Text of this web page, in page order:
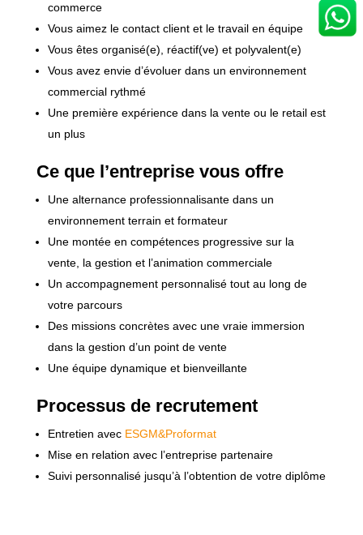
commerce
Vous aimez le contact client et le travail en équipe
Vous êtes organisé(e), réactif(ve) et polyvalent(e)
Vous avez envie d’évoluer dans un environnement
commercial rythmé
Une première expérience dans la vente ou le retail est
un plus
Ce que l’entreprise vous offre
Une alternance professionnalisante dans un
environnement terrain et formateur
Une montée en compétences progressive sur la
vente, la gestion et l’animation commerciale
Un accompagnement personnalisé tout au long de
votre parcours
Des missions concrètes avec une vraie immersion
dans la gestion d’un point de vente
Une équipe dynamique et bienveillante
Processus de recrutement
Entretien avec ESGM&Proformat
Mise en relation avec l’entreprise partenaire
Suivi personnalisé jusqu’à l’obtention de votre diplôme